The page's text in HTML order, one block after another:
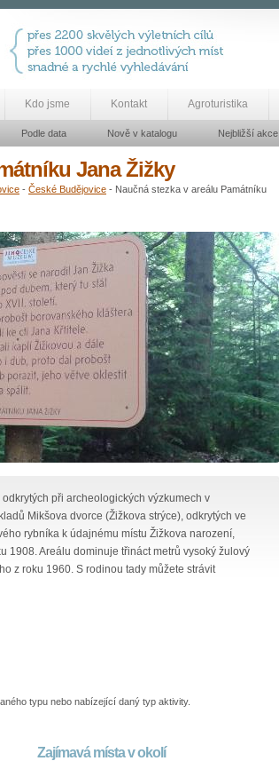
Kdo jsme Kontakt Agroturistika
Podle data Nově v katalogu Nejbližší akce
Jana Žižky
- České Budějovice - Naučná stezka v areálu Památníku
při archeologických výzkumech v
Mikšova dvorce (Žižkova strýce), odkrytých ve
rybníka k údajnému místu Žižkova narození,
1908. Areálu dominuje třináct metrů vysoký žulový
z roku 1960. S rodinou tady můžete strávit
typu nebo nabízející daný typ aktivity.
Zajímavá místa v okolí